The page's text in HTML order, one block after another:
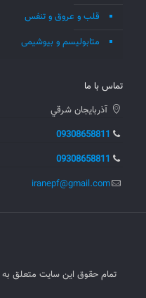
قلب و عروق و تنفس
متابولیسم و بیوشیمی
تماس با ما
آذربايجان شرقي
09308658811
09308658811
iranepf@gmail.com
تمام حقوق این سایت متعلق به